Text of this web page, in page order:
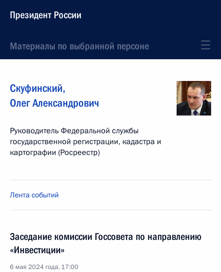
Президент России
Материалы по выбранной персоне
Скуфинский,
Олег Александрович
Руководитель Федеральной службы
государственной регистрации, кадастра и
картографии (Росреестр)
Лента событий
Заседание комиссии Госсовета по направлению
«Инвестиции»
6 мая 2024 года, 17:00